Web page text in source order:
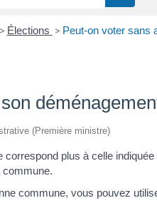
> Élections > Peut-on voter sans
(Première ministre)
plus à celle
commune.
commune, vous pouvez